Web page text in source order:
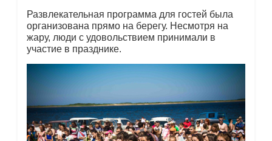
Развлекательная программа для гостей была
организована прямо на берегу. Несмотря на
жару, люди с удовольствием принимали в
участие в празднике.